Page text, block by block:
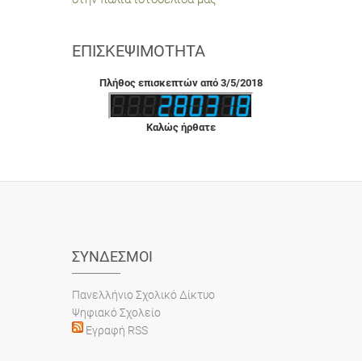
ΕΠΙΣΚΕΨΙΜΌΤΗΤΑ
Πλήθος επισκεπτών από 3/5/2018
Καλώς ήρθατε
ΣΎΝΔΕΣΜΟΙ
Πανελλήνιο Σχολικό Δίκτυο
Ψηφιακό Σχολείο
Εγραφή RSS